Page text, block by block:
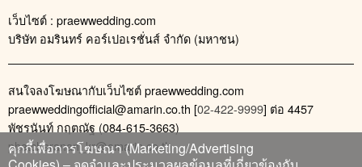
เว็บไซต์ : praewwedding.com
บริษัท อมรินทร์ คอร์เปอเรชั่นส์ จำกัด (มหาชน)
สนใจลงโฆษณากับเว็บไซต์ praewwedding.com
praewweddingofficial@amarin.co.th [02-422-9999] ต่อ 4457
พัชรนันท์ กฤตณัฐ (084-615-3663)
phatcharanan_kr@amarin.co.th
คุกกี้เพื่อการโฆษณา (Marketing/Advertising